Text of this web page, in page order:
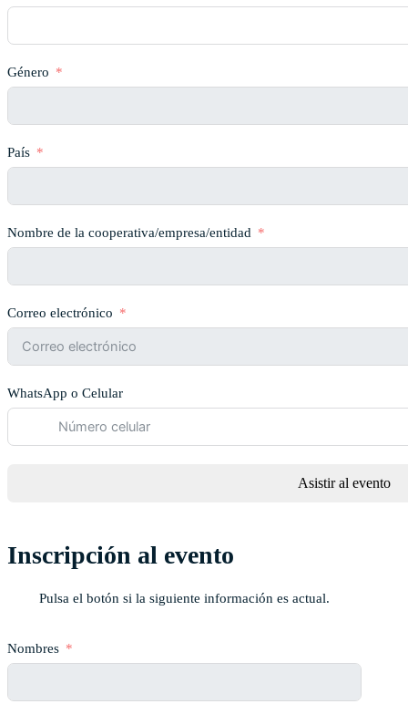
Género
País
Nombre de la cooperativa/empresa/entidad
Correo electrónico
WhatsApp o Celular
Asistir al evento
Inscripción al evento
Pulsa el botón si la siguiente información es actual.
Nombres